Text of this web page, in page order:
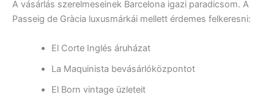
A vásárlás szerelmeseinek Barcelona igazi paradicsom. A
Passeig de Gràcia luxusmárkái mellett érdemes felkeresni:
El Corte Inglés áruházat
La Maquinista bevásárlóközpontot
El Born vintage üzleteit